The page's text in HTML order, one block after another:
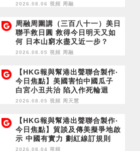
2028年1月台灣選舉是臨界點？
2026.08.06 視頻 周融
周融周圍講（三百八十一）美日
聯手救日圓 救得今日明天又如
何 日本山窮水盡又近一步？
2026.08.05 視頻 周融
【HKG報與幫港出聲聯合製作‧
今日焦點】美國害怕中國瓜子
白宮小丑共治 陷入作死輪迴
2026.08.05 視頻 周天慧
【HKG報與幫港出聲聯合製作‧
今日焦點】貿談及傳美擬爭地啟
示 中國有實力 劃紅線訂規則
2026.08.04 視頻